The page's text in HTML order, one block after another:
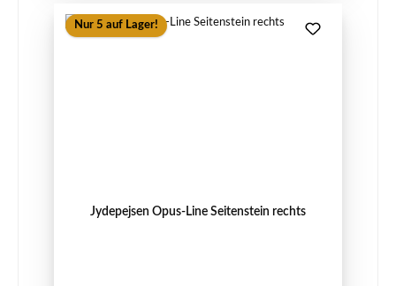
Nur 5 auf Lager!
Jydepejsen Opus-Line Seitenstein rechts